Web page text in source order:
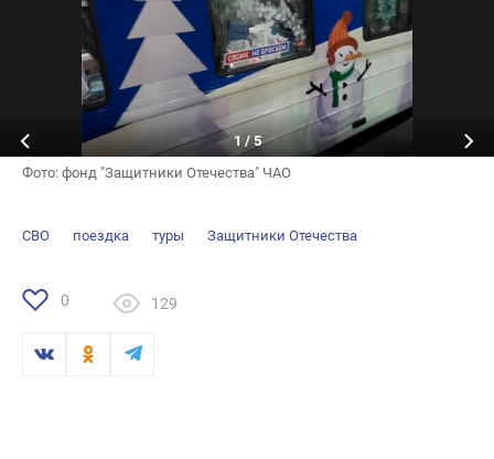
Фото: фонд "Защитники Отечества" ЧАО
1 /5
СВО поездка туры Защитники Отечества
0 129